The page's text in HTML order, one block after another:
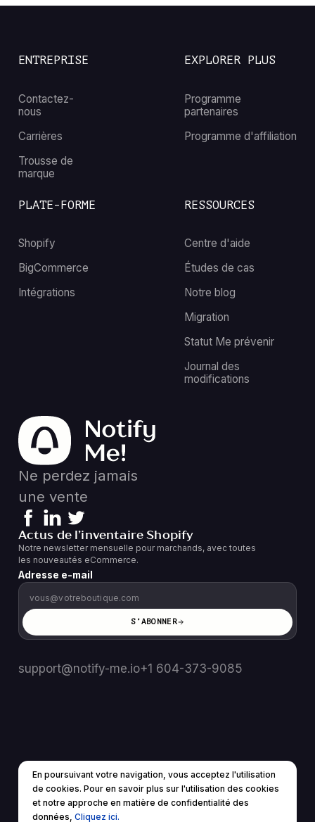
En poursuivant votre navigation, vous acceptez l'utilisation
de cookies. Pour en savoir plus sur l'utilisation des cookies
et notre approche en matière de confidentialité des
données, Cliquez ici.
ENTREPRISE
Contactez-
nous
Carrières
Trousse de
marque
RESSOURCES
Centre d'aide
Études de cas
Notre blog
Migration
Statut Me prévenir
Journal des
modifications
EXPLORER PLUS
Programme
partenaires
Programme d'affiliation
PLATE-FORME
Shopify
BigCommerce
Intégrations
Ne perdez jamais
une vente
Actus de l’inventaire Shopify
Notre newsletter mensuelle pour marchands, avec toutes
les nouveautés eCommerce.
Adresse e-mail
S’ABONNER
support@notify-me.io+1 604-373-9085
© 2025 Tous droits réservés.
Conditions d'utilisation